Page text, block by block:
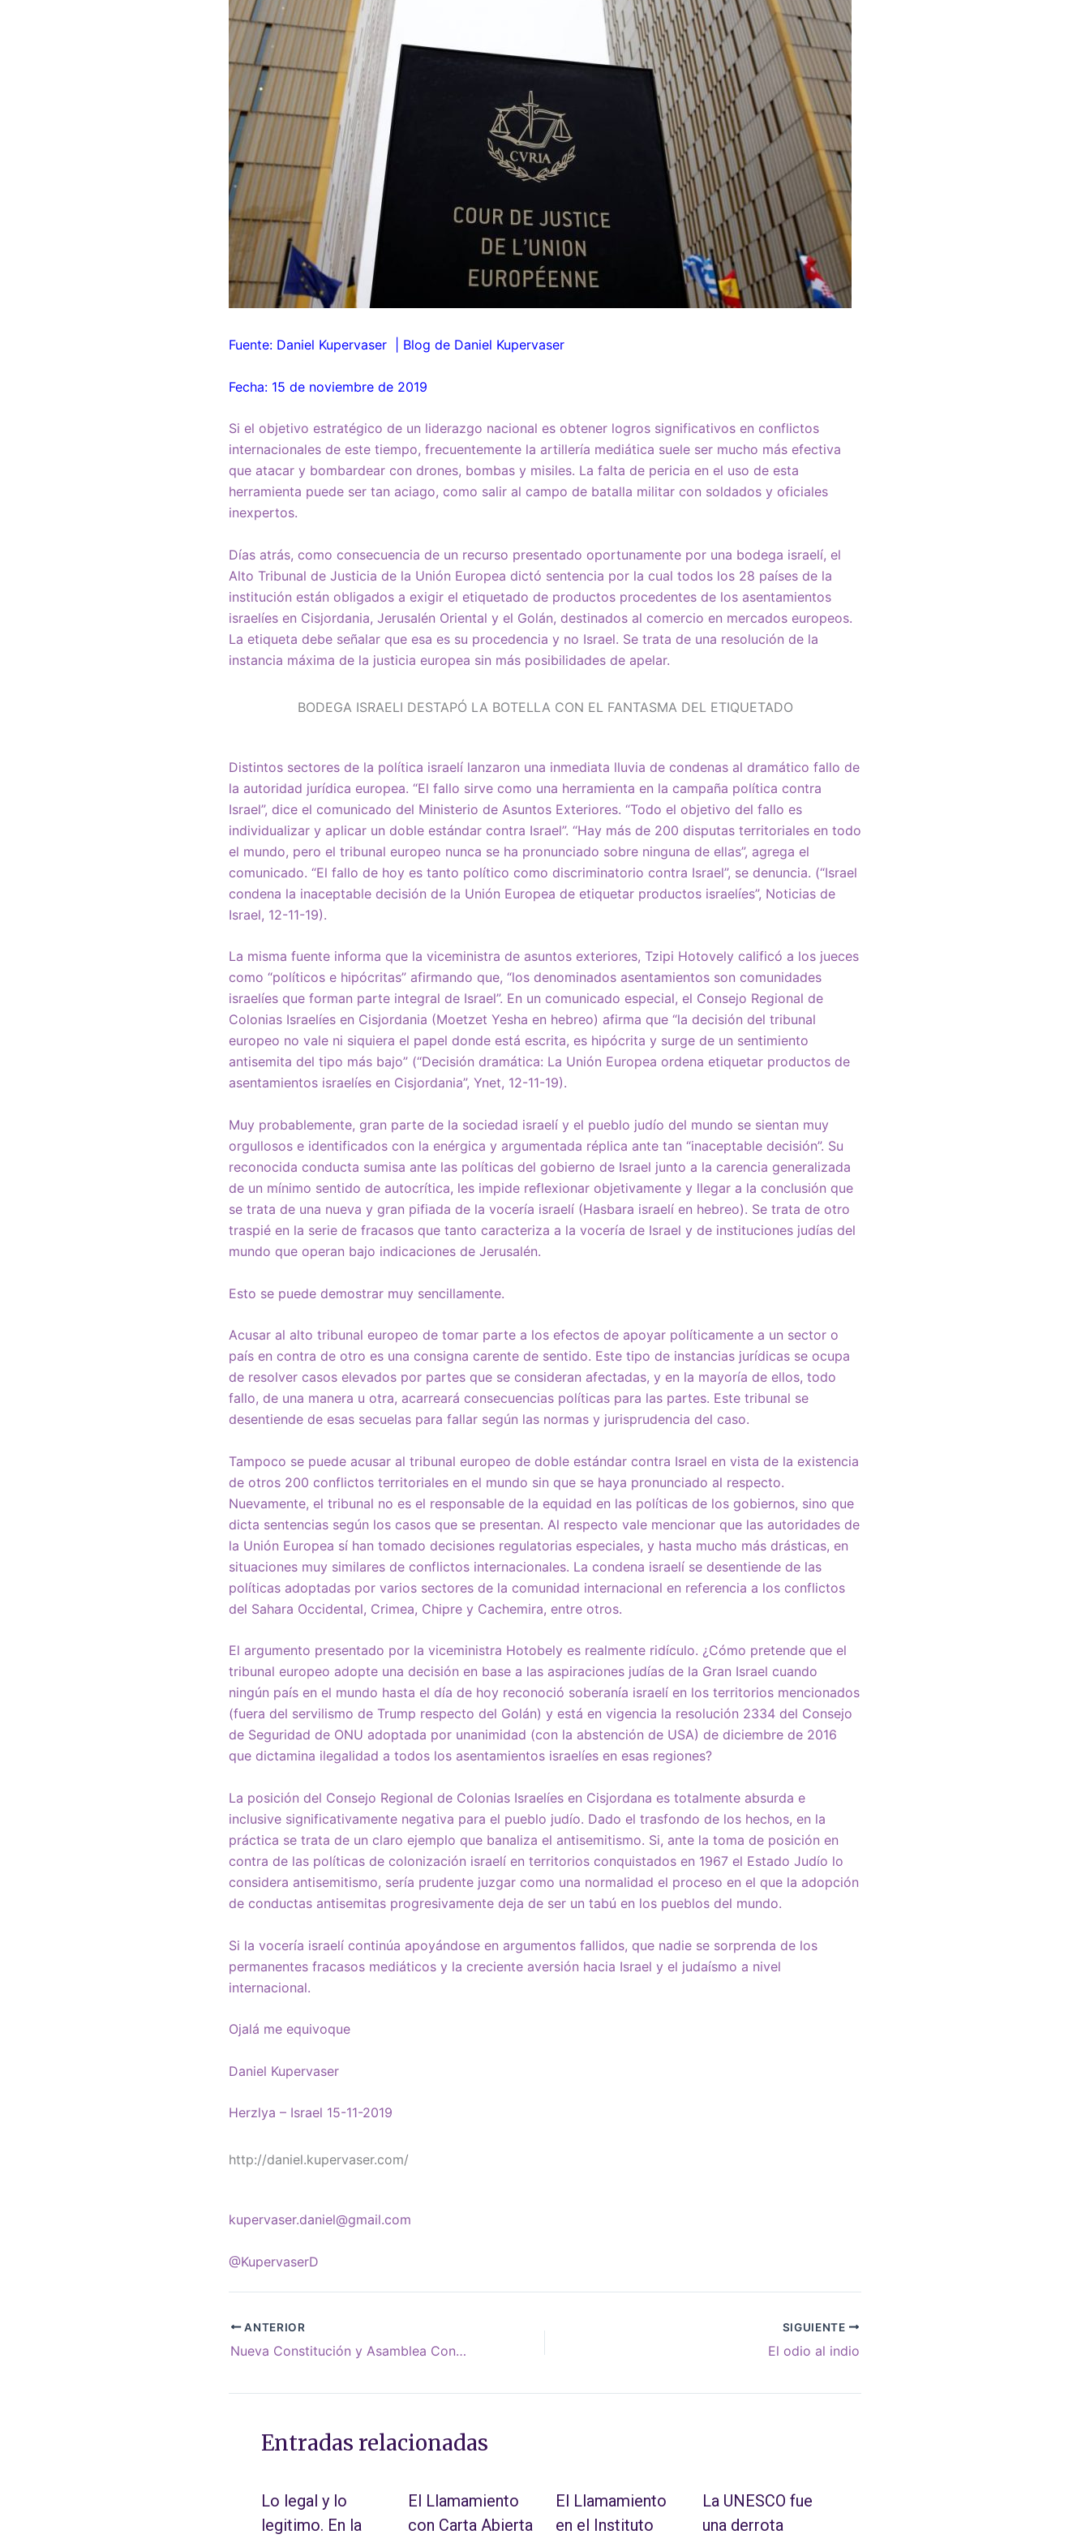
Fuente: Daniel Kupervaser | Blog de Daniel Kupervaser
Fecha: 15 de noviembre de 2019
Si el objetivo estratégico de un liderazgo nacional es obtener logros significativos en conflictos
internacionales de este tiempo, frecuentemente la artillería mediática suele ser mucho más efectiva
que atacar y bombardear con drones, bombas y misiles. La falta de pericia en el uso de esta
herramienta puede ser tan aciago, como salir al campo de batalla militar con soldados y oficiales
inexpertos.
Días atrás, como consecuencia de un recurso presentado oportunamente por una bodega israelí, el
Alto Tribunal de Justicia de la Unión Europea dictó sentencia por la cual todos los 28 países de la
institución están obligados a exigir el etiquetado de productos procedentes de los asentamientos
israelíes en Cisjordania, Jerusalén Oriental y el Golán, destinados al comercio en mercados europeos.
La etiqueta debe señalar que esa es su procedencia y no Israel. Se trata de una resolución de la
instancia máxima de la justicia europea sin más posibilidades de apelar.
BODEGA ISRAELI DESTAPÓ LA BOTELLA CON EL FANTASMA DEL ETIQUETADO
Distintos sectores de la política israelí lanzaron una inmediata lluvia de condenas al dramático fallo de
la autoridad jurídica europea. “El fallo sirve como una herramienta en la campaña política contra
Israel”, dice el comunicado del Ministerio de Asuntos Exteriores. “Todo el objetivo del fallo es
individualizar y aplicar un doble estándar contra Israel”. “Hay más de 200 disputas territoriales en todo
el mundo, pero el tribunal europeo nunca se ha pronunciado sobre ninguna de ellas”, agrega el
comunicado. “El fallo de hoy es tanto político como discriminatorio contra Israel”, se denuncia. (“Israel
condena la inaceptable decisión de la Unión Europea de etiquetar productos israelíes”, Noticias de
Israel, 12-11-19).
La misma fuente informa que la viceministra de asuntos exteriores, Tzipi Hotovely calificó a los jueces
como “políticos e hipócritas” afirmando que, “los denominados asentamientos son comunidades
israelíes que forman parte integral de Israel”. En un comunicado especial, el Consejo Regional de
Colonias Israelíes en Cisjordania (Moetzet Yesha en hebreo) afirma que “la decisión del tribunal
europeo no vale ni siquiera el papel donde está escrita, es hipócrita y surge de un sentimiento
antisemita del tipo más bajo” (“Decisión dramática: La Unión Europea ordena etiquetar productos de
asentamientos israelíes en Cisjordania”, Ynet, 12-11-19).
Muy probablemente, gran parte de la sociedad israelí y el pueblo judío del mundo se sientan muy
orgullosos e identificados con la enérgica y argumentada réplica ante tan “inaceptable decisión”. Su
reconocida conducta sumisa ante las políticas del gobierno de Israel junto a la carencia generalizada
de un mínimo sentido de autocrítica, les impide reflexionar objetivamente y llegar a la conclusión que
se trata de una nueva y gran pifiada de la vocería israelí (Hasbara israelí en hebreo). Se trata de otro
traspié en la serie de fracasos que tanto caracteriza a la vocería de Israel y de instituciones judías del
mundo que operan bajo indicaciones de Jerusalén.
Esto se puede demostrar muy sencillamente.
Acusar al alto tribunal europeo de tomar parte a los efectos de apoyar políticamente a un sector o
país en contra de otro es una consigna carente de sentido. Este tipo de instancias jurídicas se ocupa
de resolver casos elevados por partes que se consideran afectadas, y en la mayoría de ellos, todo
fallo, de una manera u otra, acarreará consecuencias políticas para las partes. Este tribunal se
desentiende de esas secuelas para fallar según las normas y jurisprudencia del caso.
Tampoco se puede acusar al tribunal europeo de doble estándar contra Israel en vista de la existencia
de otros 200 conflictos territoriales en el mundo sin que se haya pronunciado al respecto.
Nuevamente, el tribunal no es el responsable de la equidad en las políticas de los gobiernos, sino que
dicta sentencias según los casos que se presentan. Al respecto vale mencionar que las autoridades de
la Unión Europea sí han tomado decisiones regulatorias especiales, y hasta mucho más drásticas, en
situaciones muy similares de conflictos internacionales. La condena israelí se desentiende de las
políticas adoptadas por varios sectores de la comunidad internacional en referencia a los conflictos
del Sahara Occidental, Crimea, Chipre y Cachemira, entre otros.
El argumento presentado por la viceministra Hotobely es realmente ridículo. ¿Cómo pretende que el
tribunal europeo adopte una decisión en base a las aspiraciones judías de la Gran Israel cuando
ningún país en el mundo hasta el día de hoy reconoció soberanía israelí en los territorios mencionados
(fuera del servilismo de Trump respecto del Golán) y está en vigencia la resolución 2334 del Consejo
de Seguridad de ONU adoptada por unanimidad (con la abstención de USA) de diciembre de 2016
que dictamina ilegalidad a todos los asentamientos israelíes en esas regiones?
La posición del Consejo Regional de Colonias Israelíes en Cisjordana es totalmente absurda e
inclusive significativamente negativa para el pueblo judío. Dado el trasfondo de los hechos, en la
práctica se trata de un claro ejemplo que banaliza el antisemitismo. Si, ante la toma de posición en
contra de las políticas de colonización israelí en territorios conquistados en 1967 el Estado Judío lo
considera antisemitismo, sería prudente juzgar como una normalidad el proceso en el que la adopción
de conductas antisemitas progresivamente deja de ser un tabú en los pueblos del mundo.
Si la vocería israelí continúa apoyándose en argumentos fallidos, que nadie se sorprenda de los
permanentes fracasos mediáticos y la creciente aversión hacia Israel y el judaísmo a nivel
internacional.
Ojalá me equivoque
Daniel Kupervaser
Herzlya – Israel 15-11-2019
http://daniel.kupervaser.com/
kupervaser.daniel@gmail.com
@KupervaserD
ANTERIOR
Nueva Constitución y Asamblea Constituyente: la batalla de Chile
SIGUIENTE
El odio al indio
Entradas relacionadas
Lo legal y lo
legitimo. En la
El Llamamiento
con Carta Abierta
El Llamamiento
en el Instituto
La UNESCO fue
una derrota